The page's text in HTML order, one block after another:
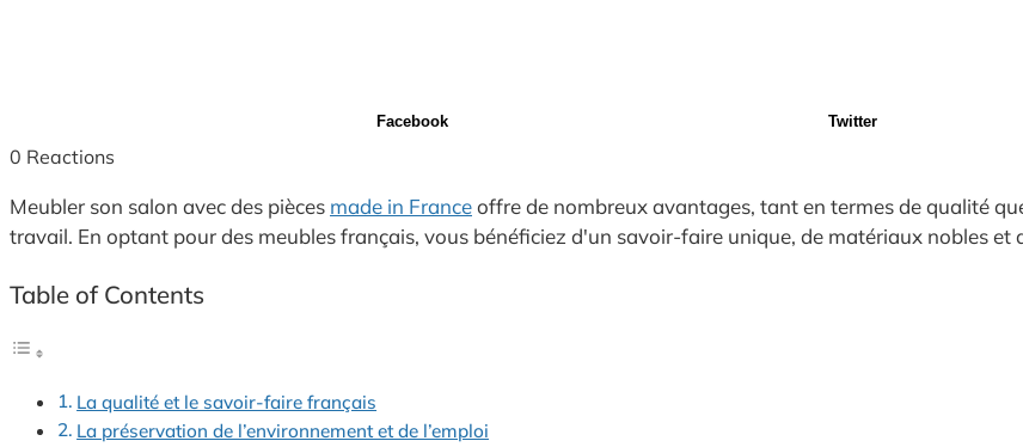
Facebook Twitter
0 Reactions
Meubler son salon avec des pièces made in Franceoffre de nombreux avantages, tant en termes de qualité
travail. En optant pour des meubles français, vous bénéficiez d'un savoir-faire unique, de matériaux nobles et
Table of Contents
La qualité et le savoir-faire français
La préservation de l’environnement et de l’emploi